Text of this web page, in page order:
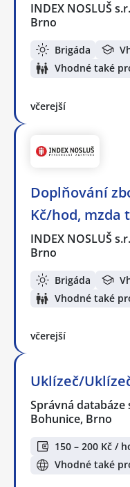
INDEX NOSLUŠ
Brno
Brigáda
Vhodné také
včerejší
Doplňování
Kč/hod, mzda
INDEX NOSLUŠ
Brno
Brigáda
Vhodné také
včerejší
Uklízeč/
Správná databáze
Bohunice, Brno
150 – 200 Kč /
Vhodné také